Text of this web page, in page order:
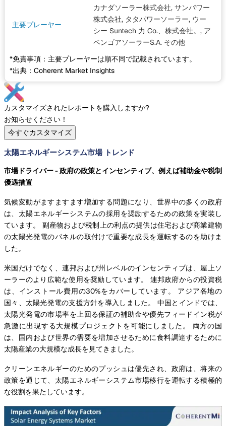
主要プレーヤー
カナダソーラー株式会社, サンパワー
株式会社, タタパワーソーラー, ウー
シー Suntech 力 Co.、株式会社。, ア
ベンゴアソーラーS.A. その他
*免責事項：主要プレーヤーは順不同で記載されています。
*出典：Coherent Market Insights
カスタマイズされたレポートを購入しますか?
お知らせください！
今すぐカスタマイズ
太陽エネルギーシステム市場 トレンド
市場ドライバー - 政府の政策とインセンティブ、例えば補助金や税制
優遇措置
気候変動がますますます増加する問題になり、世界中の多くの政府
は、太陽エネルギーシステムの採用を奨励するための政策を実装し
ています。 副産物および税制上の利点の提供は住宅および商業建物
の太陽光発電のパネルの取付けで重要な成長を運転するのを助けま
した。
米国だけでなく、連邦および州レベルのインセンティブは、屋上ソ
ーラーのより広範な使用を奨励しています。 連邦政府からの投資税
は、インストール費用の30%をカバーしています。 アジア各地の
国々、太陽光発電の支援方針を導入しました。 中国とインドでは、
太陽光発電の市場率を上回る保証の補助金や優先フィードイン税が
急激に出現する大規模プロジェクトを可能にしました。 両方の国
は、国内および世界の需要を増加させるために食料調達するために
太陽産業の大規模な成長を見てきました。
クリーンエネルギーのためのプッシュは優先され、政府は、将来の
政策を通じて、太陽エネルギーシステム市場移行を運転する積極的
な役割を果たしています。